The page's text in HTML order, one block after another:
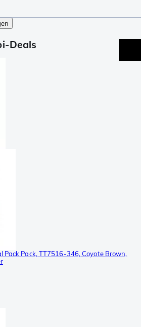
Deals
Pack Pack, TT7516-346, Coyote Brown,